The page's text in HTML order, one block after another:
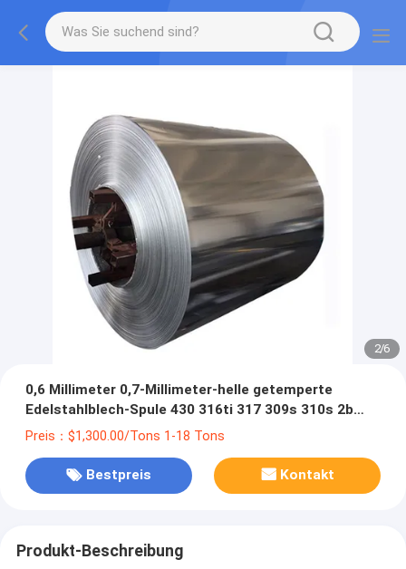
2/6
0,6 Millimeter 0,7-Millimeter-helle getemperte
Edelstahlblech-Spule 430 316ti 317 309s 310s 2b
beendete
Preis：$1,300.00/Tons 1-18 Tons
Bestpreis Kontakt
Produkt-Beschreibung